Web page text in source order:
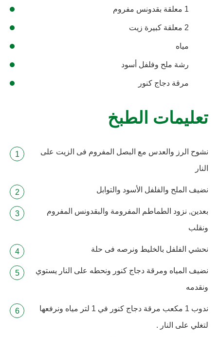
1 معلقة بقدونس مفروم
2 معلقة كبيرة زيت
مياه
رشة ملح وفلفل أسود
مرقة دجاج كنور
تعليمات الطبخ
نشوح الرز والعدس مع البصل المفروم فى الزيت على
النار
نضيف الملح والفلفل الأسود والتوابل
بعدين, نزود الطماطم المفرومة والبقدونس المفروم
ونقلب
نحشي الفلفل بالخليط ونرصه فى حلة
نضيف المياه ومرقة دجاج كنور ونحطه على النار يستوي
ونقدمه
ندوب 1 مكعب مرقة دجاج كنور في 1 لتر مياه ونرفعها
لتغلي على النار .